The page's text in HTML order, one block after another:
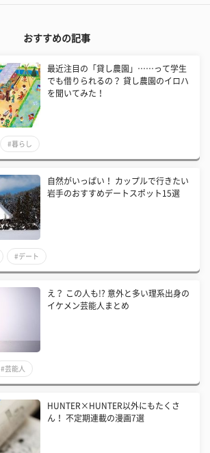
おすすめの記事
最近注目の「貸し農園」……って学生
でも借りられるの？ 貸し農園のイロハ
を聞いてみた！
#暮らし
自然がいっぱい！ カップルで行きたい
岩手のおすすめデートスポット15選
#デート
え？ この人も!? 意外と多い理系出身の
イケメン芸能人まとめ
#芸能人
HUNTER×HUNTER以外にもたくさ
ん！ 不定期連載の漫画7選